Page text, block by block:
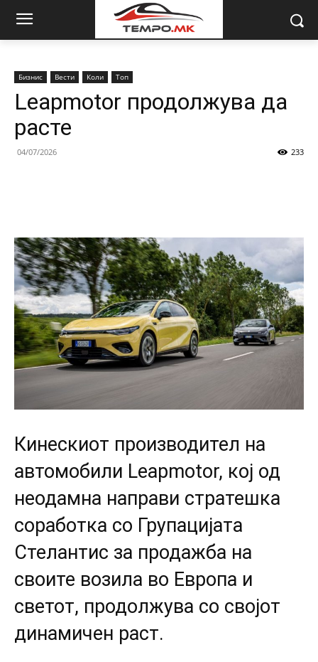
Бизнис Вести Коли Топ
Leapmotor продолжува да
расте
04/07/2026 233
Кинескиот производител на
автомобили Leapmotor, кој од
неодамна направи стратешка
соработка со Групацијата
Стелантис за продажба на
своите возила во Европа и
светот, продолжува со својот
динамичен раст.